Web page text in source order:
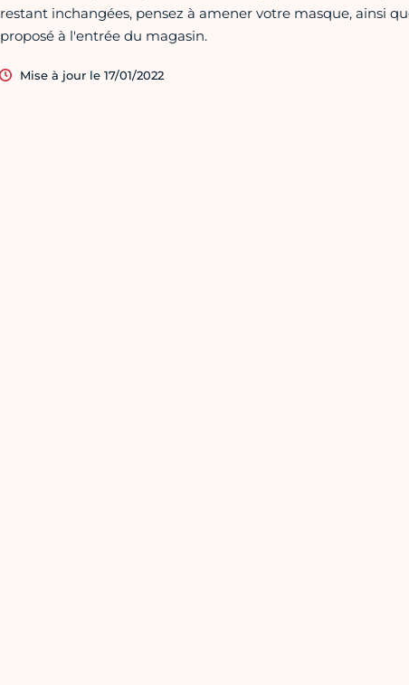
restant inchangées, pensez à amener votre masque, ainsi
proposé à l'entrée du magasin.
Mise à jour le 17/01/2022